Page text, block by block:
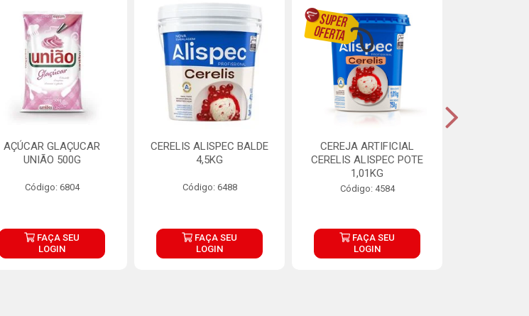
AÇÚCAR GLAÇUCAR
UNIÃO 500G
Código: 6804
FAÇA SEU
LOGIN
CERELIS ALISPEC BALDE
4,5KG
Código: 6488
FAÇA SEU
LOGIN
CEREJA ARTIFICIAL
CERELIS ALISPEC POTE
1,01KG
Código: 4584
FAÇA SEU
LOGIN